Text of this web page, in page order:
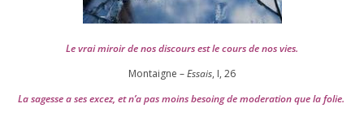
Le vrai miroir de nos dis­cours est le cours de nos vies.
Montaigne –Essais, I, 26
La sagesse a ses excez, et n’a pas moins besoing de mode­ra­tion que la folie.